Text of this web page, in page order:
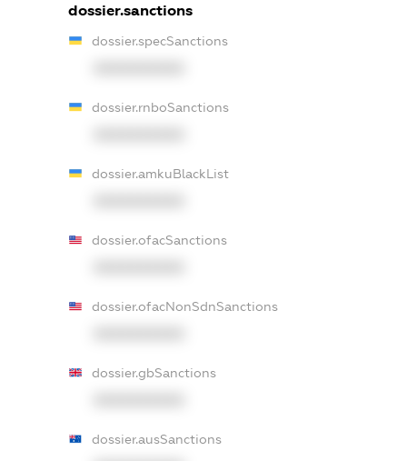
dossier.sanctions
dossier.specSanctions
dossier.rnboSanctions
dossier.amkuBlackList
dossier.ofacSanctions
dossier.ofacNonSdnSanctions
dossier.gbSanctions
dossier.ausSanctions